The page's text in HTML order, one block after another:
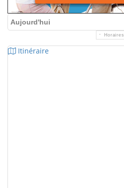
Aujourd'hui
Horaires
Itinéraire